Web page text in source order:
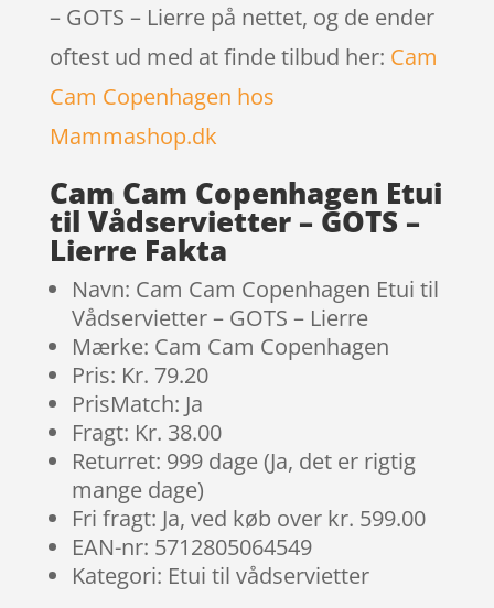
– GOTS – Lierre på nettet, og de ender
oftest ud med at finde tilbud her: Cam
Cam Copenhagen hos
Mammashop.dk
Cam Cam Copenhagen Etui
til Vådservietter – GOTS –
Lierre Fakta
Navn: Cam Cam Copenhagen Etui til
Vådservietter – GOTS – Lierre
Mærke: Cam Cam Copenhagen
Pris: Kr. 79.20
PrisMatch: Ja
Fragt: Kr. 38.00
Returret: 999 dage (Ja, det er rigtig
mange dage)
Fri fragt: Ja, ved køb over kr. 599.00
EAN-nr: 5712805064549
Kategori: Etui til vådservietter